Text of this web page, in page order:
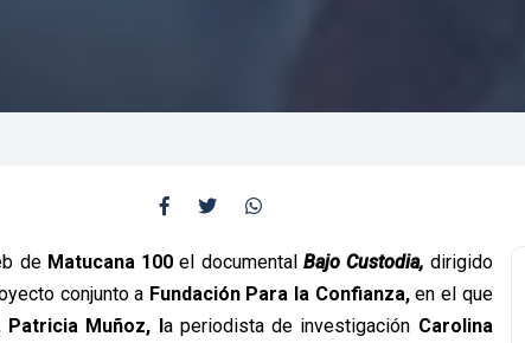
deMatucana 100 el documentalBajo Custodia, dirigido
conjunto a Fundación Para la Confianza,en el que
Patricia Muñoz, la periodista de investigación Carolina